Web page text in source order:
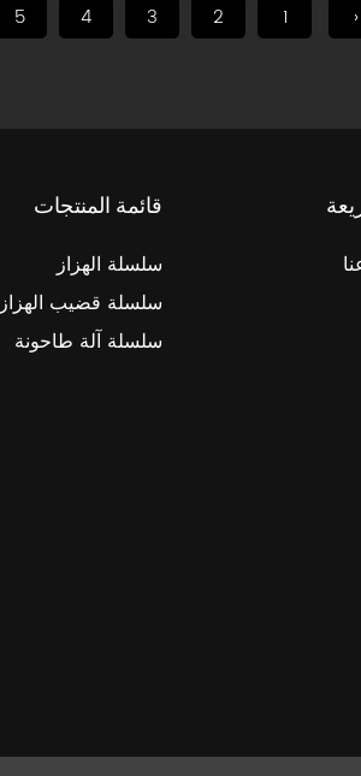
‹
1
2
3
4
5
قائمة المنتجات
سلسلة الهزاز
سلسلة قضيب الهزاز
سلسلة آلة طاحونة